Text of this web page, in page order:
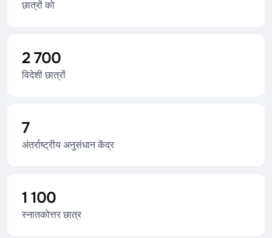
छात्रों को
2 700
विदेशी छात्रों
7
अंतर्राष्ट्रीय अनुसंधान केंद्र
1 100
स्नातकोत्तर छात्र